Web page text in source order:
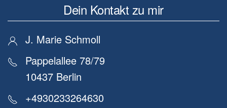
Dein Kontakt zu mir
J. Marie Schmoll
Pappelallee 78/79
10437 Berlin
+4930233264630